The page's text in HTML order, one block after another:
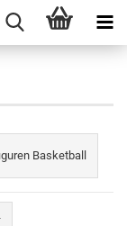
Basketball